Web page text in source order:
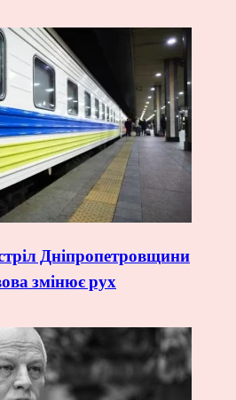
Дніпропетровщини
змінює рух